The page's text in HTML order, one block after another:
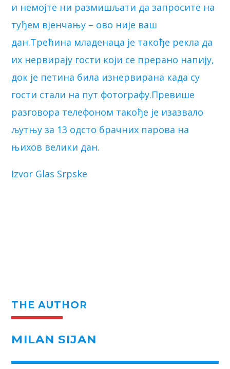
и немојте ни размишљати да запросите на
туђем вјенчању – ово није ваш
дан.Трећина младенаца је такође рекла да
их нервирају гости који се прерано напију,
док је петина била изнервирана када су
гости стали на пут фотографу.Превише
разговора телефоном такође је изазвало
љутњу за 13 одсто брачних парова на
њихов велики дан.
Izvor Glas Srpske
THE AUTHOR
MILAN SIJAN